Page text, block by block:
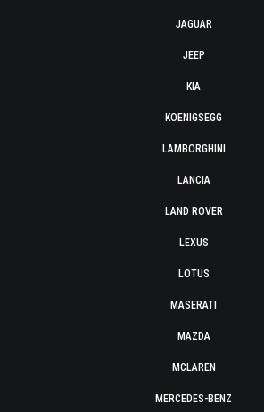
JAGUAR
JEEP
KIA
KOENIGSEGG
LAMBORGHINI
LANCIA
LAND ROVER
LEXUS
LOTUS
MASERATI
MAZDA
MCLAREN
MERCEDES-BENZ